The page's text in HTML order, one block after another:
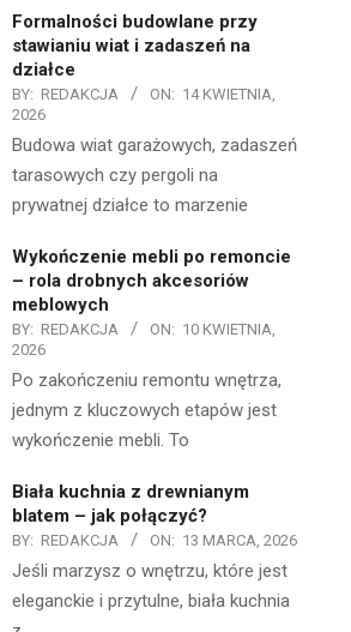
Formalności budowlane przy
stawianiu wiat i zadaszeń na
działce
BY: REDAKCJA ON: 14 KWIETNIA,
2026
Budowa wiat garażowych, zadaszeń
tarasowych czy pergoli na
prywatnej działce to marzenie
Wykończenie mebli po remoncie
– rola drobnych akcesoriów
meblowych
BY: REDAKCJA ON: 10 KWIETNIA,
2026
Po zakończeniu remontu wnętrza,
jednym z kluczowych etapów jest
wykończenie mebli. To
Biała kuchnia z drewnianym
blatem – jak połączyć?
BY: REDAKCJA ON: 13 MARCA, 2026
Jeśli marzysz o wnętrzu, które jest
eleganckie i przytulne, biała kuchnia